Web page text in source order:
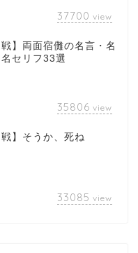
37700 view
戦】両面宿儺の名言・名
セリフ33選
35806 view
戦】そうか、死ね
33085 view